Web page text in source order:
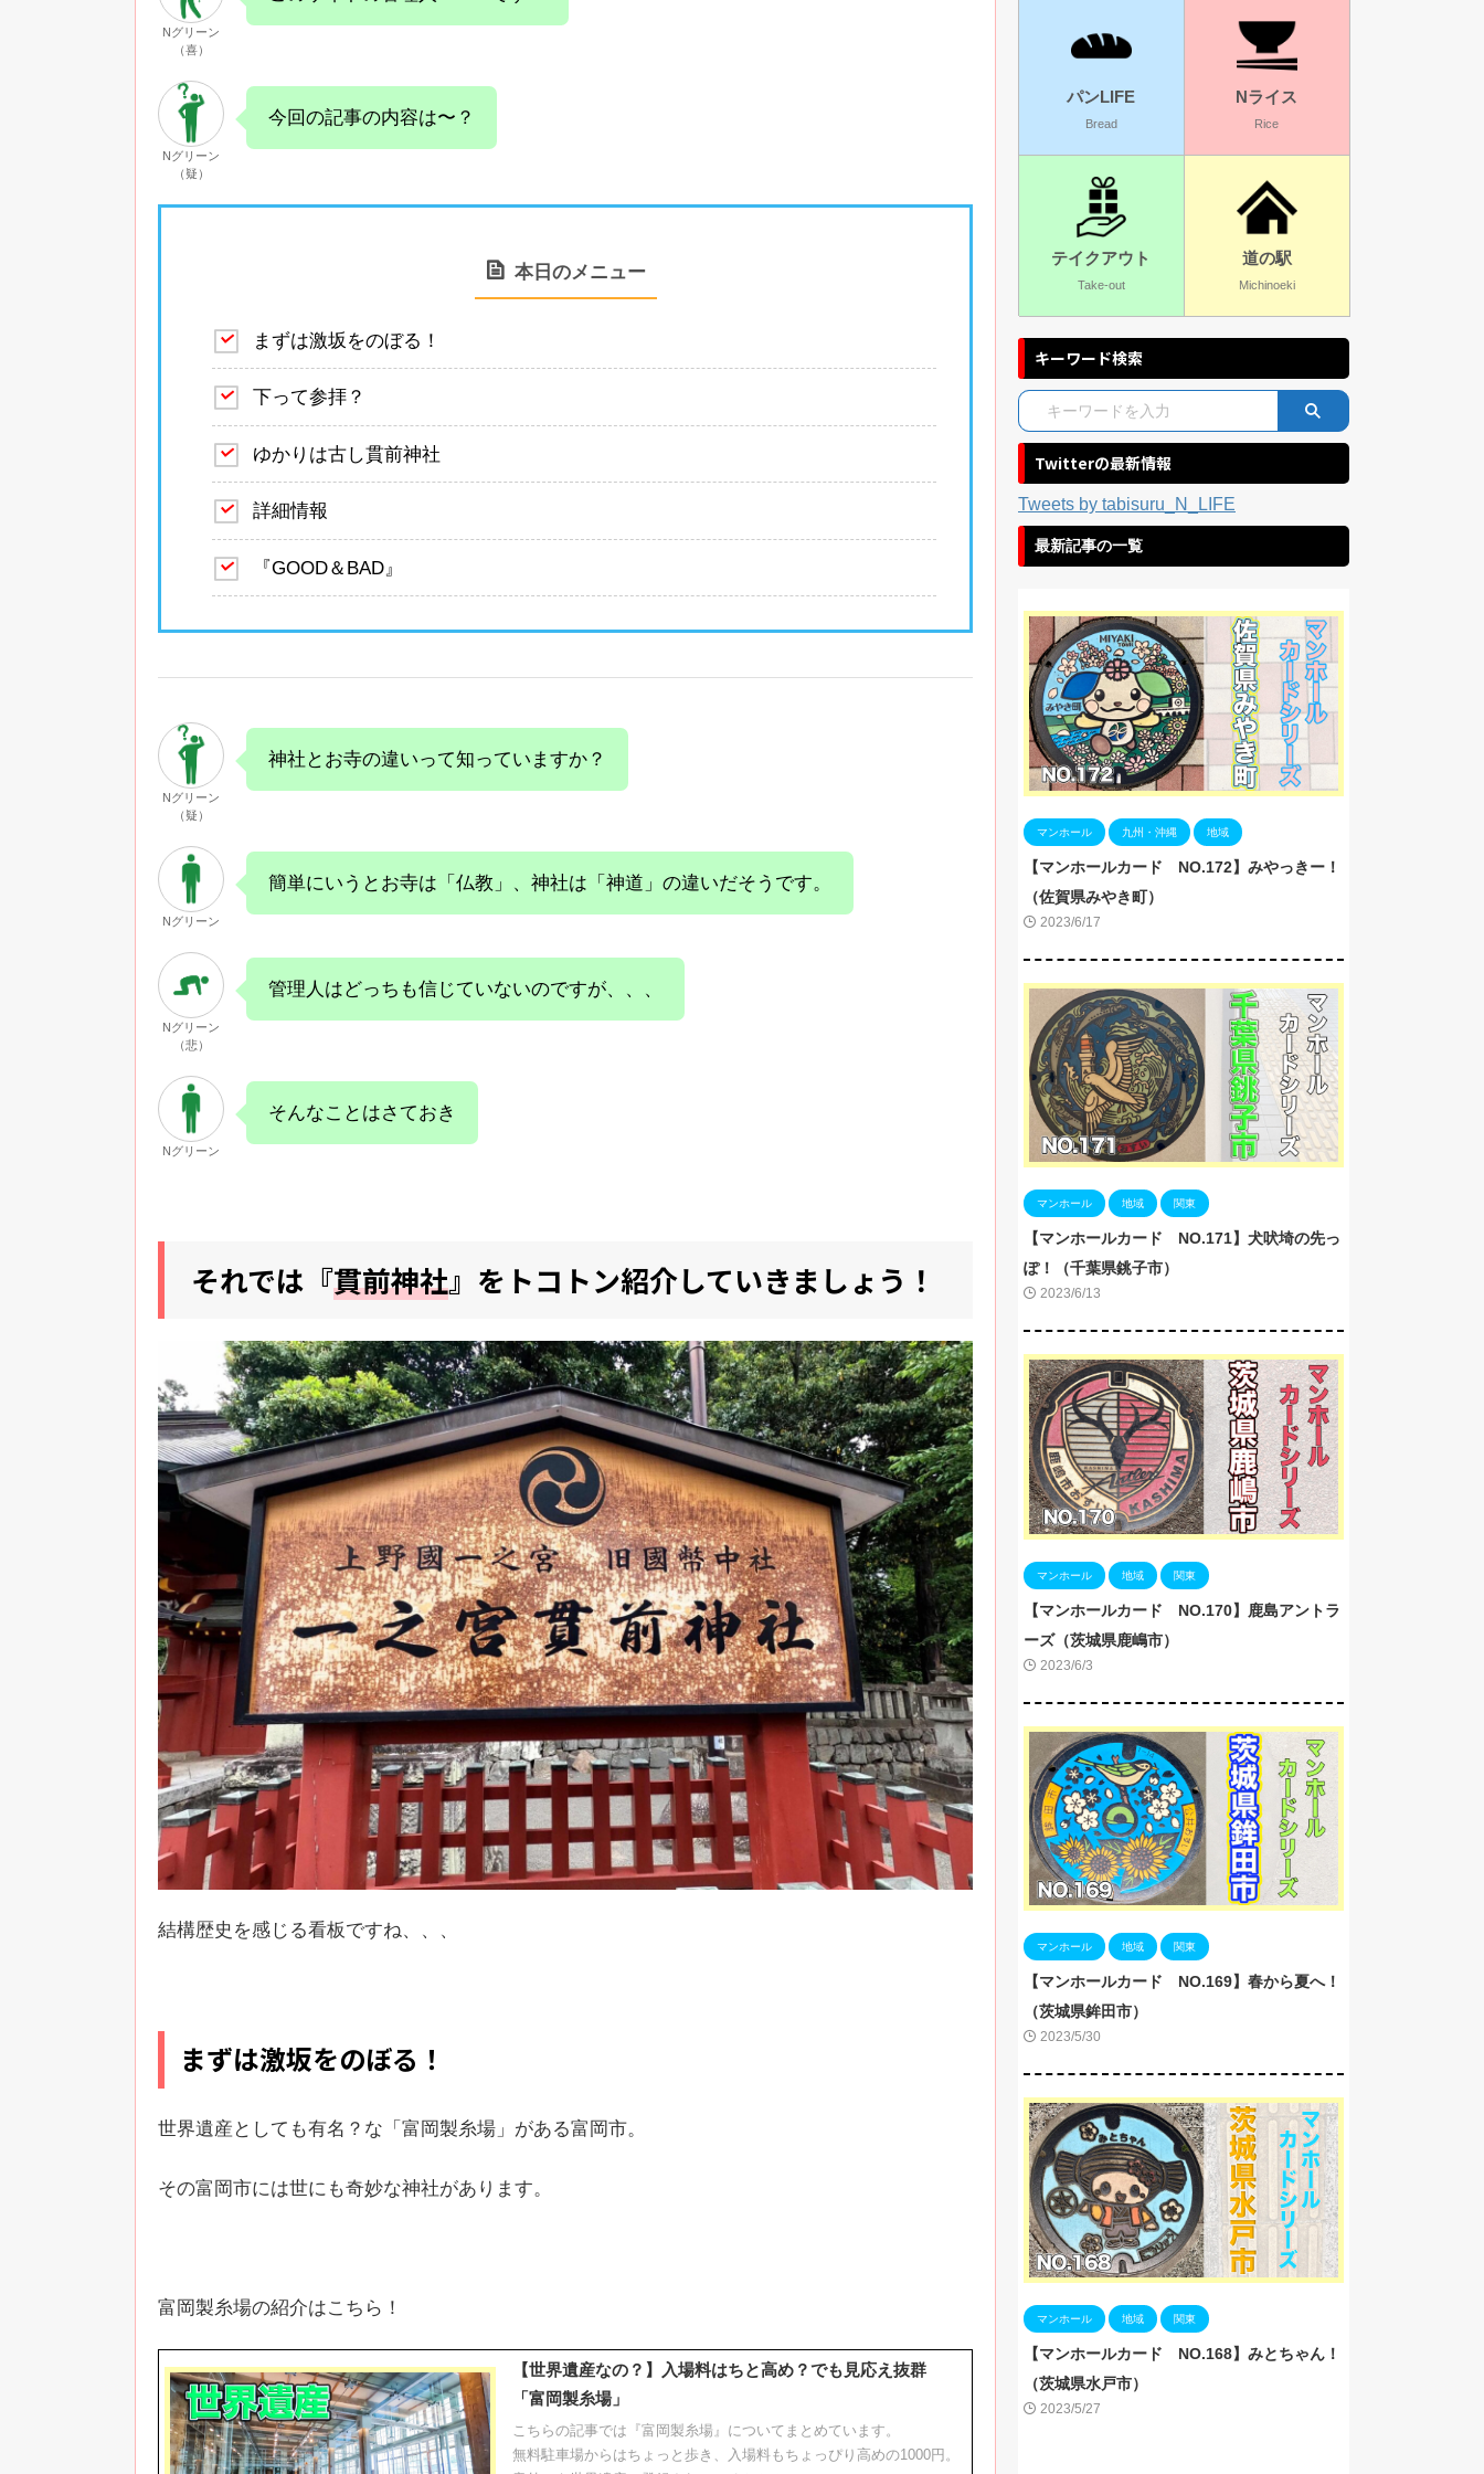
Nグリーン
（喜）
Nグリーン
（疑）
今回の記事の内容は〜？
本日のメニュー
まずは激坂をのぼる！
下って参拝？
ゆかりは古し貫前神社
詳細情報
『GOOD＆BAD』
Nグリーン
（疑）
神社とお寺の違いって知っていますか？
Nグリーン
簡単にいうとお寺は「仏教」、神社は「神道」の違いだそうです。
Nグリーン
（悲）
管理人はどっちも信じていないのですが、、、
Nグリーン
そんなことはさておき
それでは『貫前神社』をトコトン紹介していきましょう！
結構歴史を感じる看板ですね、、、
まずは激坂をのぼる！
世界遺産としても有名？な「富岡製糸場」がある富岡市。
その富岡市には世にも奇妙な神社があります。
富岡製糸場の紹介はこちら！
【世界遺産なの？】入場料はちと高め？でも見応え抜群
「富岡製糸場」
こちらの記事では『富岡製糸場』についてまとめています。
無料駐車場からはちょっと歩き、入場料もちょっぴり高めの1000円。
パンLIFE
Bread
Nライス
Rice
テイクアウト
Take-out
道の駅
Michinoeki
キーワード検索
Twitterの最新情報
Tweets by tabisuru_N_LIFE
最新記事の一覧
マンホール 九州・沖縄 地域
【マンホールカード NO.172】みやっきー！
（佐賀県みやき町）
2023/6/17
マンホール 地域 関東
【マンホールカード NO.171】犬吠埼の先っ
ぽ！（千葉県銚子市）
2023/6/13
マンホール 地域 関東
【マンホールカード NO.170】鹿島アントラ
ーズ（茨城県鹿嶋市）
2023/6/3
マンホール 地域 関東
【マンホールカード NO.169】春から夏へ！
（茨城県鉾田市）
2023/5/30
マンホール 地域 関東
【マンホールカード NO.168】みとちゃん！
（茨城県水戸市）
2023/5/27